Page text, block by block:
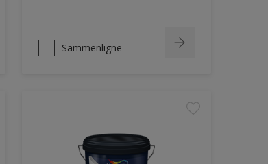
Sammenligne